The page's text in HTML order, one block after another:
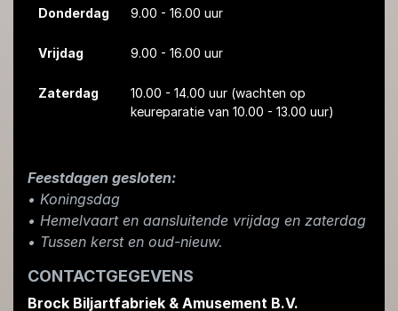
Donderdag 9.00 - 16.00 uur
Vrijdag 9.00 - 16.00 uur
Zaterdag 10.00 - 14.00 uur (wachten op
keureparatie van 10.00 - 13.00 uur)
Feestdagen gesloten:
• Koningsdag
​• Hemelvaart en aansluitende vrijdag en zaterdag
• Tussen kerst en oud-nieuw.
CONTACTGEGEVENS
Brock Biljartfabriek & Amusement B.V.